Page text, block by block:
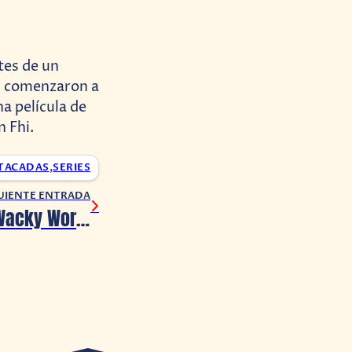
de un
a
película de
Fhi.
,SERIES
ENTRADA
Looney Tunes: Wacky World of Sports llegará a consolas este mes